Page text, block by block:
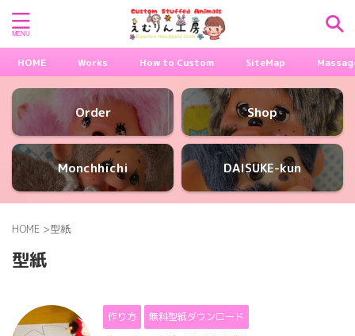
HOME Works How to Custom SiteMap
Order Shop
Monchhichi DAISUKE-kun
HOME >型紙
型紙
作り方 無料型紙ダウンロード